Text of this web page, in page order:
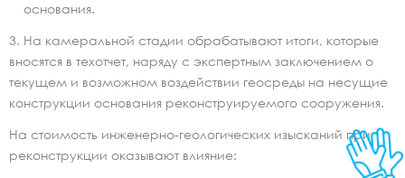
основания.
3. На камеральной стадии обрабатывают итоги, которые
вносятся в техотчет, наряду с экспертным заключением о
текущем и возможном воздействии геосреды на несущие
конструкции основания реконструируемого сооружения.
На стоимость инженерно-геологических изысканий при
реконструкции оказывают влияние: